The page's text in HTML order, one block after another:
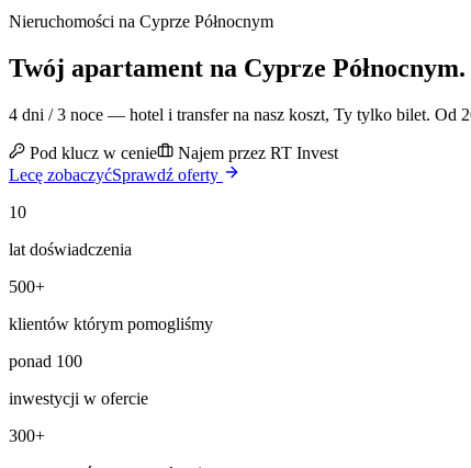
Nieruchomości na Cyprze Północnym
Twój apartament na Cyprze Północnym.
4 dni / 3 noce — hotel i transfer na nasz koszt, Ty tylko bilet. Od
Pod klucz w cenie
Najem przez RT Invest
Lecę zobaczyćSprawdź oferty
10
lat doświadczenia
500+
klientów którym pomogliśmy
ponad 100
inwestycji w ofercie
300+